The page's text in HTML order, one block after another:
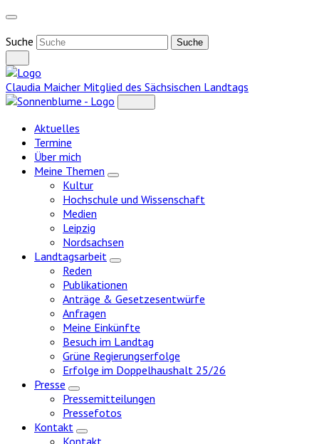
Weiter
Inhalt
Suche
Claudia Maicher Mitglied des Sächsischen Landtags
Aktuelles
Termine
Über mich
Meine Themen
Zeige
Kultur
Hochschule und Wissenschaft
Medien
Leipzig
Nordsachsen
Landtagsarbeit
Zeige
Reden
Publikationen
Anträge & Gesetzesentwürfe
Anfragen
Meine Einkünfte
Besuch im Landtag
Grüne Regierungserfolge
Erfolge im Doppelhaushalt 25/26
Presse
Zeige
Untermenü
Pressemitteilungen
Pressefotos
Kontakt
Zeige
Kontakt